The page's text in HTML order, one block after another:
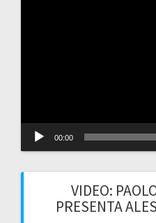
00:00
VIDEO:
PRESENTA